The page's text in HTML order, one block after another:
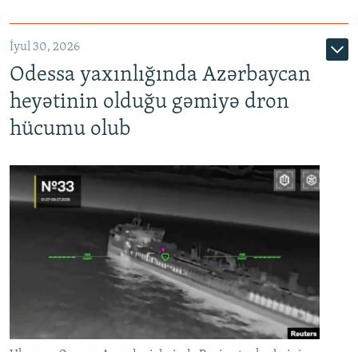
İyul 30, 2026
Odessa yaxınlığında Azərbaycan
heyətinin olduğu gəmiyə dron
hücumu olub